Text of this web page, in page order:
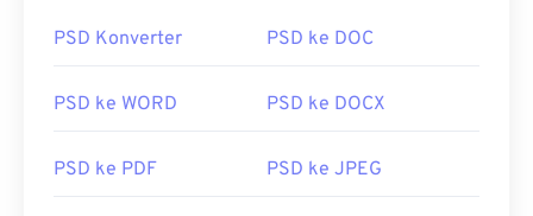
PSD Konverter PSD ke DOC
PSD ke WORD PSD ke DOCX
PSD ke PDF PSD ke JPEG